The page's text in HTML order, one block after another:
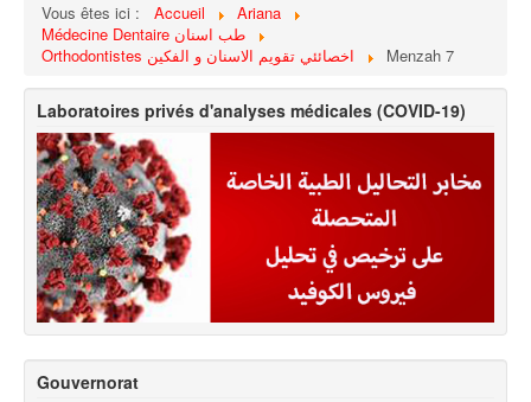
Vous êtes ici : Accueil
Ariana
Médecine Dentaire طب اسنان
Orthodontistes اخصائئي تقويم الاسنان و الفكين
Menzah 7
Laboratoires privés d'analyses médicales (COVID-19)
Gouvernorat